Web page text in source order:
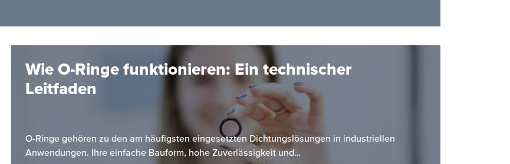
Wie O-Ringe funktionieren: Ein technischer
Leitfaden
O-Ringe gehören zu den am häufigsten eingesetzten Dichtungslösungen in industriellen
Anwendungen. Ihre einfache Bauform, hohe Zuverlässigkeit und…